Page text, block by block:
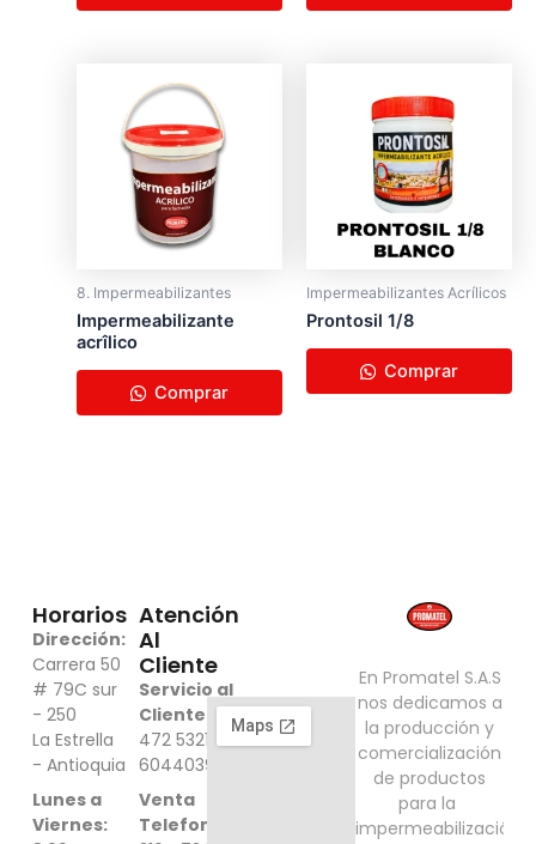
8. Impermeabilizantes
Impermeabilizante ​
acrîlico
Comprar
Impermeabilizantes Acrílicos
Prontosil 1/8
Comprar
En Promatel S.A.S
nos dedicamos a
​la producción y
comercialización
de ​productos
para la ​
impermeabilización
Horarios
Dirección:
Carrera 50
# 79C sur
- 250
La Estrella
- Antioquia
Lunes a
Viernes:
Atención
Al
Cliente
Servicio al
Cliente: 316
472 5321 -
6044039000
Venta
Telefonica: